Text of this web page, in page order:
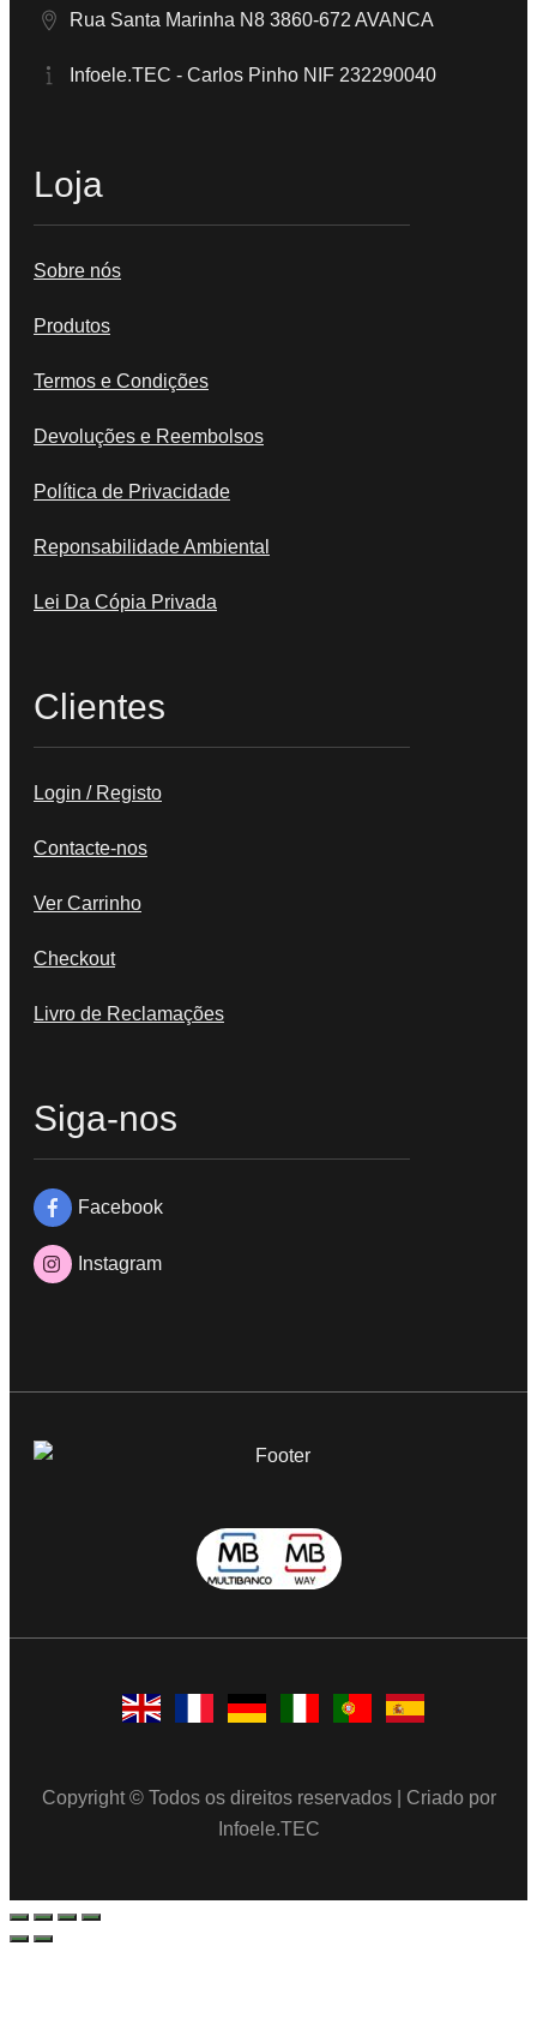
Rua Santa Marinha N8 3860-672 AVANCA
Infoele.TEC - Carlos Pinho NIF 232290040
Loja
Sobre nós
Produtos
Termos e Condições
Devoluções e Reembolsos
Política de Privacidade
Reponsabilidade Ambiental
Lei Da Cópia Privada
Clientes
Login / Registo
Contacte-nos
Ver Carrinho
Checkout
Livro de Reclamações
Siga-nos
Facebook
Instagram
Copyright © Todos os direitos reservados | Criado por
Infoele.TEC